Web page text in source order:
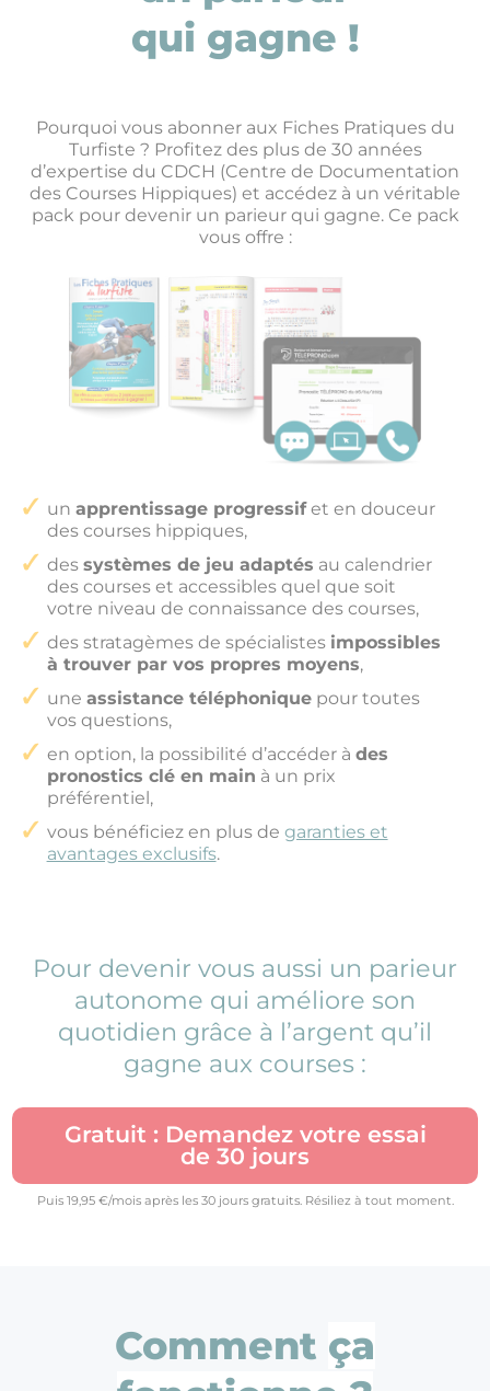
qui gagne !
Pourquoi vous abonner aux Fiches Pratiques du
Turfiste ? Profitez des plus de 30 années
d’expertise du CDCH (Centre de Documentation
des Courses Hippiques) et accédez à un véritable
pack pour devenir un parieur qui gagne. Ce pack
vous offre :
un apprentissage progressifet en douceur
des courses hippiques,
des systèmes de jeu adaptés au calendrier
des courses et accessibles quel que soit
votre niveau de connaissance des courses,
des stratagèmes de spécialistes impossibles
à trouver par vos propres moyens,
une assistance téléphoniquepour toutes
vos questions,
en option, la possibilité d’accéder à des
pronostics clé en main à un prix
préférentiel,
vous bénéficiez en plus de garanties et
avantages exclusifs.
Pour devenir vous aussi un parieur
autonome qui améliore son
quotidien grâce à l’argent qu’il
gagne aux courses :
Gratuit : Demandez votre essai
de 30 jours
Puis 19,95 €/mois après les 30 jours gratuits. Résiliez à tout moment.
Comment ça